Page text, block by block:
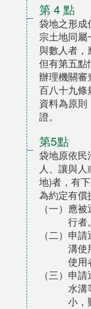
第 4 點
袋地之形成
宗土地同屬
與數人者，
但有第五點
辦理機關審
百八十九條
資料為原
證。
第5點
袋地原依民
人、讓與
地)者，有
為約定有償
（一）應
行者。
（二）申
溝使
使用
（三）申
水溝
小，